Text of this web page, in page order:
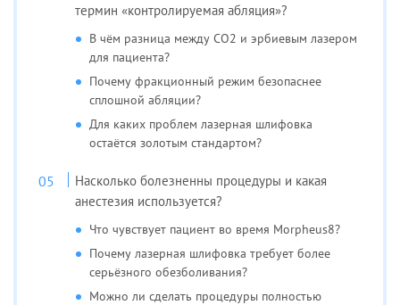
термин «контролируемая абляция»?
В чём разница между CO2 и эрбиевым лазером
для пациента?
Почему фракционный режим безопаснее
сплошной абляции?
Для каких проблем лазерная шлифовка
остаётся золотым стандартом?
Насколько болезненны процедуры и какая
анестезия используется?
Что чувствует пациент во время Morpheus8?
Почему лазерная шлифовка требует более
серьёзного обезболивания?
Можно ли сделать процедуры полностью